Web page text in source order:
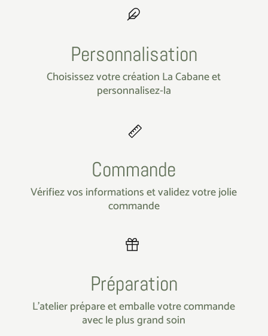
Personnalisation
Choisissez votre création La Cabane et
personnalisez-la
Commande
Vérifiez vos informations et validez votre jolie
commande
Préparation
L’atelier prépare et emballe votre commande
avec le plus grand soin